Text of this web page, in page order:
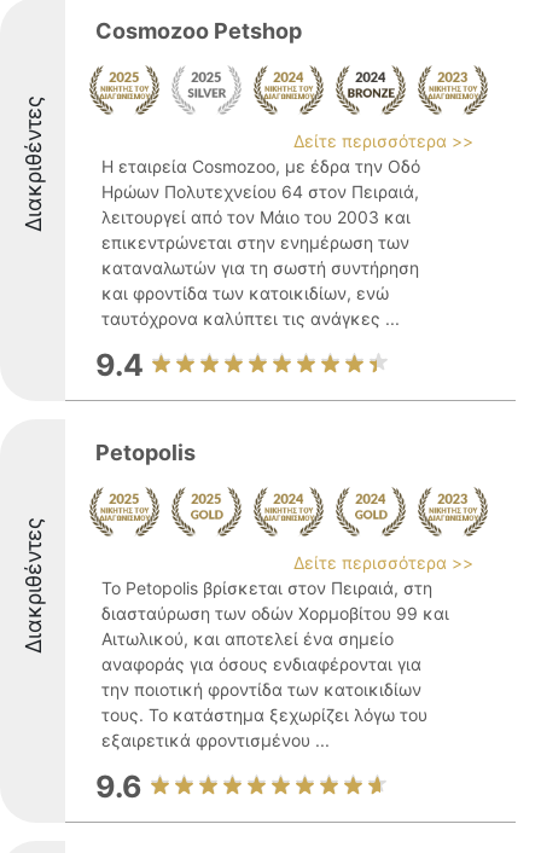
Διακριθέντες
Cosmozoo Petshop
Δείτε περισσότερα >>
Η εταιρεία Cosmozoo, με έδρα την Οδό
Ηρώων Πολυτεχνείου 64 στον Πειραιά,
λειτουργεί από τον Μάιο του 2003 και
επικεντρώνεται στην ενημέρωση των
καταναλωτών για τη σωστή συντήρηση
και φροντίδα των κατοικιδίων, ενώ
ταυτόχρονα καλύπτει τις ανάγκες ...
9.4
Διακριθέντες
Petopolis
Δείτε περισσότερα >>
Το Petopolis βρίσκεται στον Πειραιά, στη
διασταύρωση των οδών Χορμοβίτου 99 και
Αιτωλικού, και αποτελεί ένα σημείο
αναφοράς για όσους ενδιαφέρονται για
την ποιοτική φροντίδα των κατοικιδίων
τους. Το κατάστημα ξεχωρίζει λόγω του
εξαιρετικά φροντισμένου ...
9.6